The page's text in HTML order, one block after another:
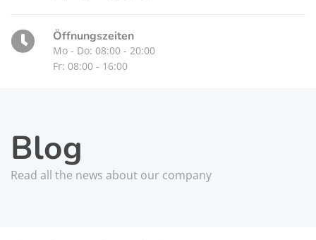
Öffnungszeiten
Mo - Do: 08:00 - 20:00
Fr: 08:00 - 16:00
Blog
Read all the news about our company